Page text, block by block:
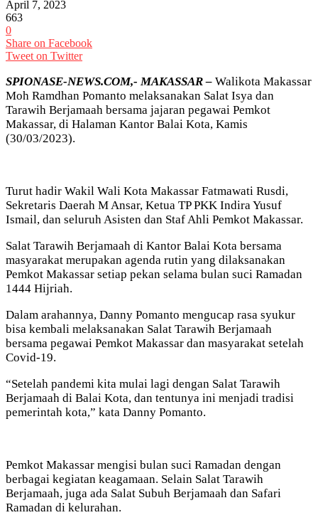
April 7, 2023
663
0
Share on Facebook
Tweet on Twitter
SPIONASE-NEWS.COM,- MAKASSAR – Walikota Makassar
Moh Ramdhan Pomanto melaksanakan Salat Isya dan
Tarawih Berjamaah bersama jajaran pegawai Pemkot
Makassar, di Halaman Kantor Balai Kota, Kamis
(30/03/2023).
Turut hadir Wakil Wali Kota Makassar Fatmawati Rusdi,
Sekretaris Daerah M Ansar, Ketua TP PKK Indira Yusuf
Ismail, dan seluruh Asisten dan Staf Ahli Pemkot Makassar.
Salat Tarawih Berjamaah di Kantor Balai Kota bersama
masyarakat merupakan agenda rutin yang dilaksanakan
Pemkot Makassar setiap pekan selama bulan suci Ramadan
1444 Hijriah.
Dalam arahannya, Danny Pomanto mengucap rasa syukur
bisa kembali melaksanakan Salat Tarawih Berjamaah
bersama pegawai Pemkot Makassar dan masyarakat setelah
Covid-19.
“Setelah pandemi kita mulai lagi dengan Salat Tarawih
Berjamaah di Balai Kota, dan tentunya ini menjadi tradisi
pemerintah kota,” kata Danny Pomanto.
Pemkot Makassar mengisi bulan suci Ramadan dengan
berbagai kegiatan keagamaan. Selain Salat Tarawih
Berjamaah, juga ada Salat Subuh Berjamaah dan Safari
Ramadan di kelurahan.